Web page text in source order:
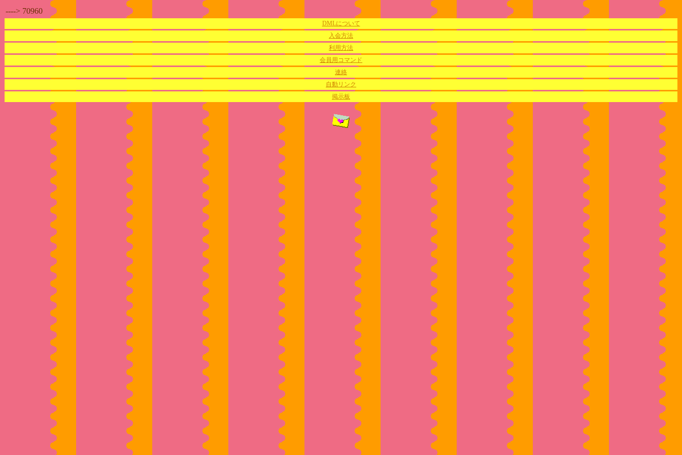
----> 70960
DMLについて
入会方法
利用方法
会員用コマンド
連絡
自動リンク
掲示板